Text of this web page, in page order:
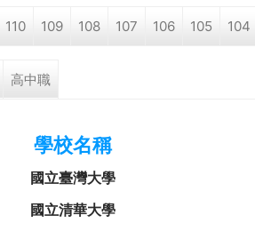
110 109 108 107 106 105 104
高中職
學校名稱
國立臺灣大學
國立清華大學